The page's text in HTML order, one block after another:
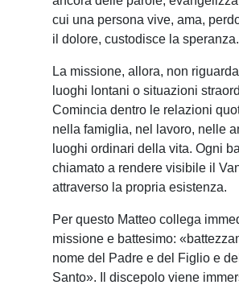
cui una persona vive, ama,
il dolore, custodisce la speranza.
La missione, allora, non
luoghi lontani o situazioni
Comincia dentro le relazioni
nella famiglia, nel lavoro, nelle
luoghi ordinari della vita. Ogni
chiamato a rendere visibile il
attraverso la propria esistenza.
Per questo Matteo collega
missione e battesimo:
nome del Padre e del Figlio e
Santo». Il discepolo viene